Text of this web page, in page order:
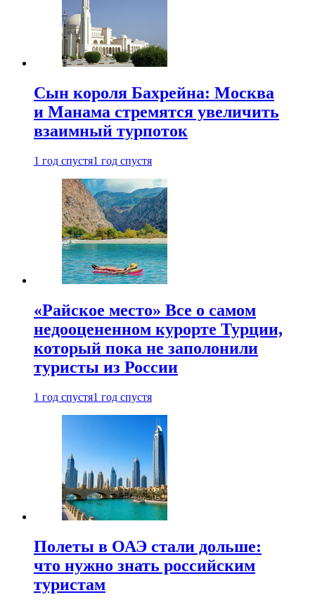
Сын короля Бахрейна: Москва
и Манама стремятся увеличить
взаимный турпоток
1 год спустя1 год спустя
«Райское место» Все о самом
недооцененном курорте Турции,
который пока не заполонили
туристы из России
1 год спустя1 год спустя
Полеты в ОАЭ стали дольше:
что нужно знать российским
туристам